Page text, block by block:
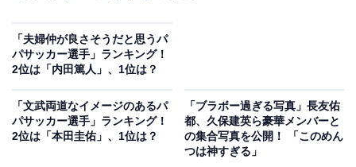
ントからも伝わってきます」（滋賀県・30代女性）、
「キャラが面白く一緒にいたら楽しそう、こんなパパだ
声が上がりました。
「夫婦仲が良さそうだと思うパ
パサッカー選手」ランキング！
2位は「内田篤人」、1位は？
「文武両道なイメージのあるパ
パサッカー選手」ランキング！
2位は「本田圭佑」、1位は？
「ブラボー過ぎる写真」長友佑
都、久保建英ら豪華メンバーと
の集合写真を公開！ 「このめん
つは神すぎる」